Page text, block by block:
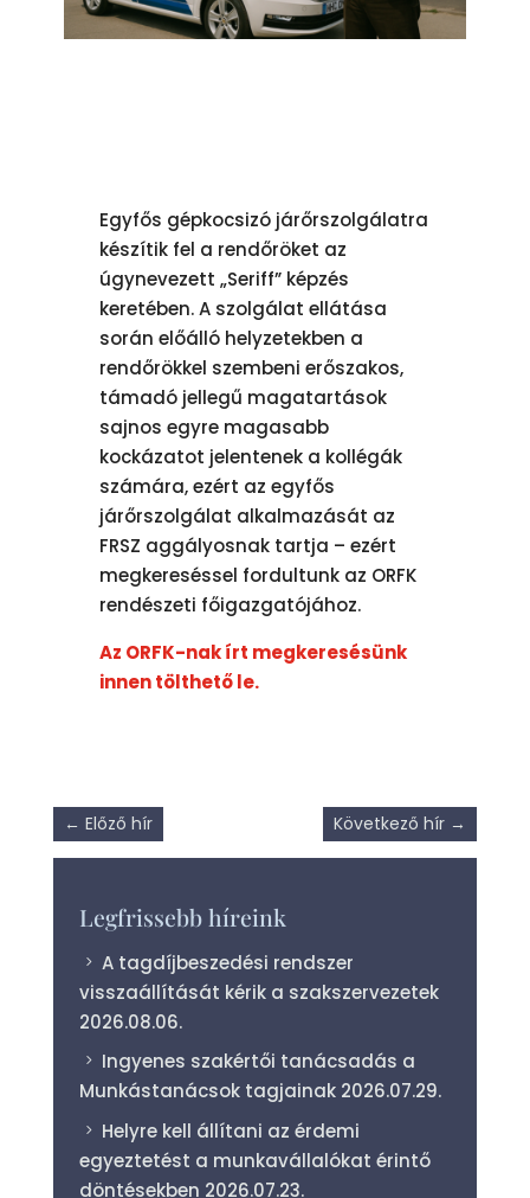
Egyfős gépkocsizó járőrszolgálatra
készítik fel a rendőröket az
úgynevezett „Seriff” képzés
keretében. A szolgálat ellátása
során előálló helyzetekben a
rendőrökkel szembeni erőszakos,
támadó jellegű magatartások
sajnos egyre magasabb
kockázatot jelentenek a kollégák
számára, ezért az egyfős
járőrszolgálat alkalmazását az
FRSZ aggályosnak tartja – ezért
megkereséssel fordultunk az ORFK
rendészeti főigazgatójához.
Az ORFK-nak írt megkeresésünk
innen tölthető le.
← Előző hír Következő hír →
Legfrissebb híreink
A tagdíjbeszedési rendszer
visszaállítását kérik a szakszervezetek
2026.08.06.
Ingyenes szakértői tanácsadás a
Munkástanácsok tagjainak 2026.07.29.
Helyre kell állítani az érdemi
egyeztetést a munkavállalókat érintő
döntésekben 2026.07.23.